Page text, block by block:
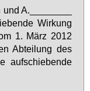
A.________
Wir­kung
1. März 2012
Ab­tei­lung des
auf­schie­ben­de